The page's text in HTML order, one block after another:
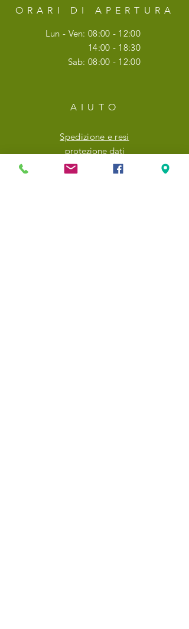
ORARI DI APERTURA
Lun - Ven: 08:00 - 12:00
14:00 - 18:30
Sab: 08:00 - 12:00
AIUTO
Spedizione e resi
protezione dati